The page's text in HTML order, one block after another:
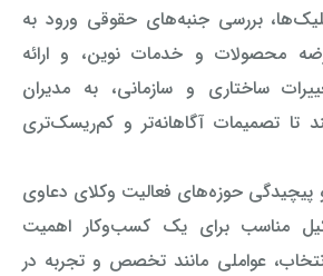
بررسی جنبه‌های حقوقی ورود به
محصولات و خدمات نوین، و ارائه
ساختاری و سازمانی، به مدیران
تصمیمات آگاهانه‌تر و کم‌ریسک‌تری
پیچیدگی حوزه‌های فعالیت وکلای دعاوی
مناسب برای یک کسب‌وکار اهمیت
عواملی مانند تخصص و تجربه در